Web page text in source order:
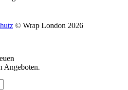
© Wrap London 2026
Angeboten.